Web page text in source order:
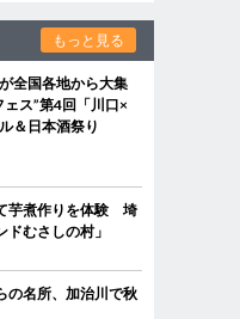
もっと見る
全国各地から大集
ス”第4回「川口×
＆日本酒祭り
芋煮作りを体験 埼
むさしの村」
の名所、加治川で秋